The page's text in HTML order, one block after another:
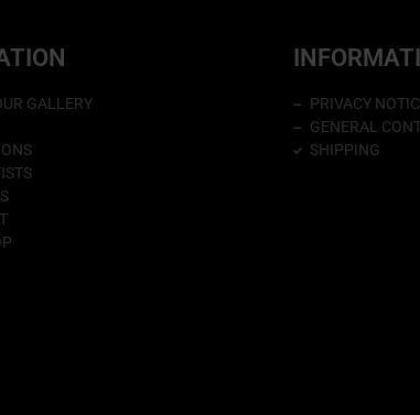
GALLERY
PRIVACY
GENERAL
SHIPPING